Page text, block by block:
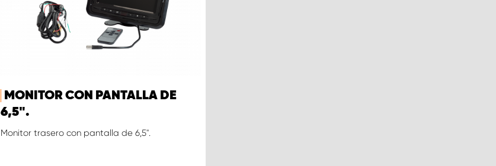
MONITOR CON PANTALLA DE
6,5".
Monitor trasero con pantalla de 6,5".